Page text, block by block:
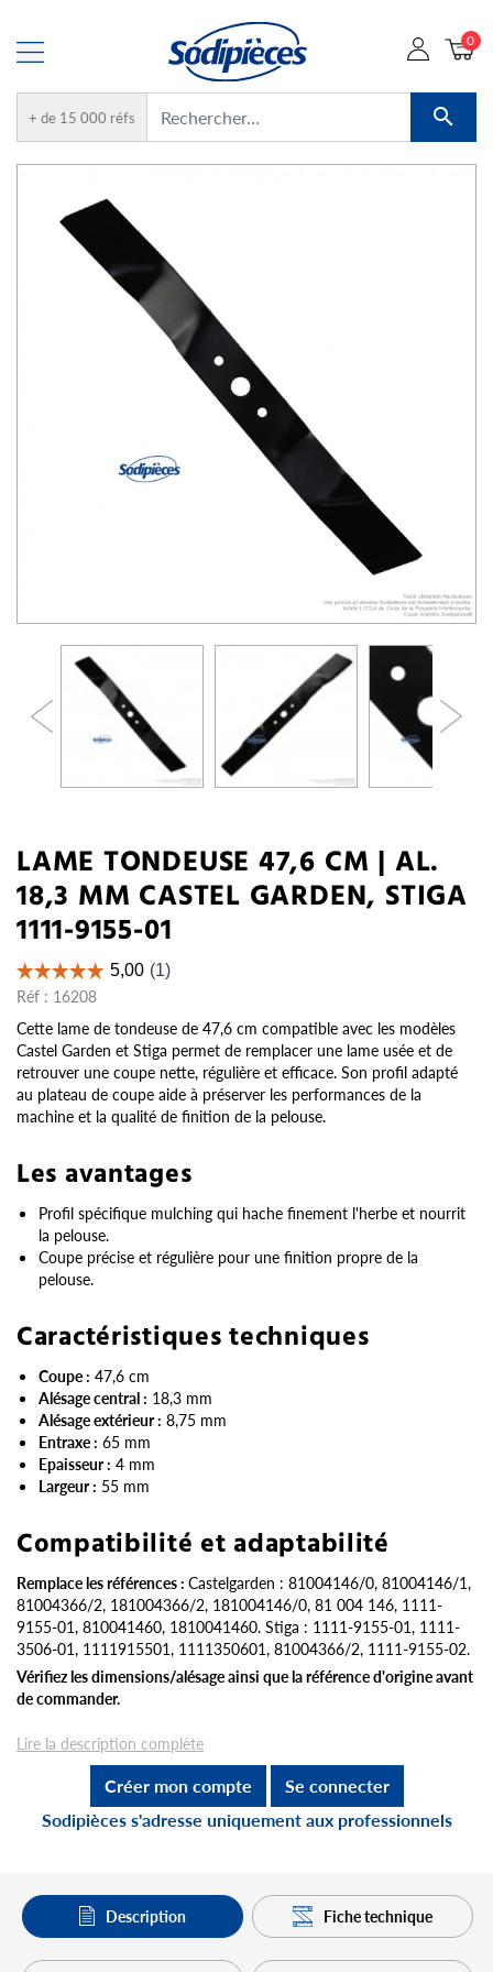
+ de 15 000 réfs 
0
LAME TONDEUSE 47,6 CM | AL.
18,3 MM CASTEL GARDEN, STIGA
1111-9155-01
Réf : 16208
Cette lame de tondeuse de 47,6 cm compatible avec les modèles
Castel Garden et Stiga permet de remplacer une lame usée et de
retrouver une coupe nette, régulière et efficace. Son profil adapté
au plateau de coupe aide à préserver les performances de la
machine et la qualité de finition de la pelouse.
Les avantages
Profil spécifique mulching qui hache finement l'herbe et nourrit
la pelouse.
Coupe précise et régulière pour une finition propre de la
pelouse.
Caractéristiques techniques
Coupe : 47,6 cm
Alésage central : 18,3 mm
Alésage extérieur : 8,75 mm
Entraxe : 65 mm
Epaisseur : 4 mm
Largeur : 55 mm
Compatibilité et adaptabilité
Remplace les références : Castelgarden : 81004146/0, 81004146/1,
81004366/2, 181004366/2, 181004146/0, 81 004 146, 1111-
9155-01, 810041460, 1810041460. Stiga : 1111-9155-01, 1111-
3506-01, 1111915501, 1111350601, 81004366/2, 1111-9155-02.
Vérifiez les dimensions/alésage ainsi que la référence d'origine avant
de commander.
Lire la description complète
Créer mon compte
Se connecter
Sodipièces s'adresse uniquement aux professionnels
Description Fiche technique